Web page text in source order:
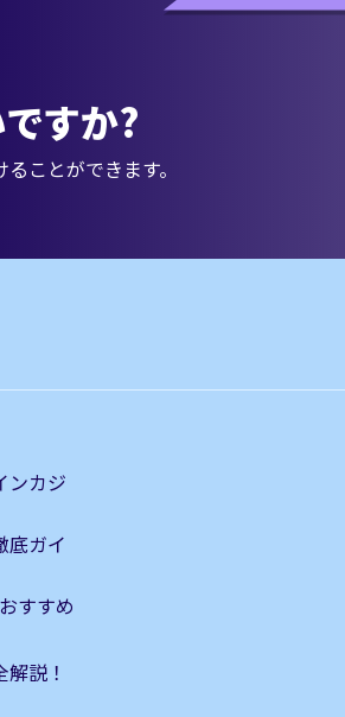
すか?
ことができます。
ンカジ
底ガイ
すすめ
説！